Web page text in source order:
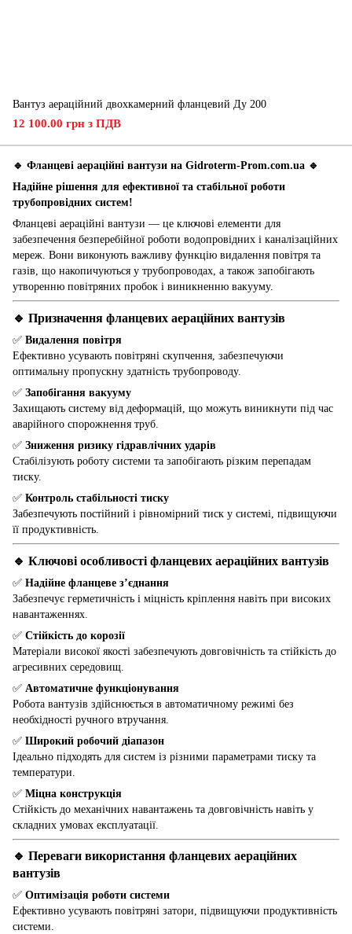
Вантуз аераційний двохкамерний фланцевий Ду 200
12 100.00 грн з ПДВ
🔹 Фланцеві аераційні вантузи на Gidroterm-Prom.com.ua 🔹
Надійне рішення для ефективної та стабільної роботи
трубопровідних систем!
Фланцеві аераційні вантузи — це ключові елементи для
забезпечення безперебійної роботи водопровідних і каналізаційних
мереж. Вони виконують важливу функцію видалення повітря та
газів, що накопичуються у трубопроводах, а також запобігають
утворенню повітряних пробок і виникненню вакууму.
🔹 Призначення фланцевих аераційних вантузів
✅ Видалення повітря
Ефективно усувають повітряні скупчення, забезпечуючи
оптимальну пропускну здатність трубопроводу.
✅ Запобігання вакууму
Захищають систему від деформацій, що можуть виникнути під час
аварійного спорожнення труб.
✅ Зниження ризику гідравлічних ударів
Стабілізують роботу системи та запобігають різким перепадам
тиску.
✅ Контроль стабільності тиску
Забезпечують постійний і рівномірний тиск у системі, підвищуючи
її продуктивність.
🔹 Ключові особливості фланцевих аераційних вантузів
✅ Надійне фланцеве з’єднання
Забезпечує герметичність і міцність кріплення навіть при високих
навантаженнях.
✅ Стійкість до корозії
Матеріали високої якості забезпечують довговічність та стійкість до
агресивних середовищ.
✅ Автоматичне функціонування
Робота вантузів здійснюється в автоматичному режимі без
необхідності ручного втручання.
✅ Широкий робочий діапазон
Ідеально підходять для систем із різними параметрами тиску та
температури.
✅ Міцна конструкція
Стійкість до механічних навантажень та довговічність навіть у
складних умовах експлуатації.
🔹 Переваги використання фланцевих аераційних
вантузів
✅ Оптимізація роботи системи
Ефективно усувають повітряні затори, підвищуючи продуктивність
системи.